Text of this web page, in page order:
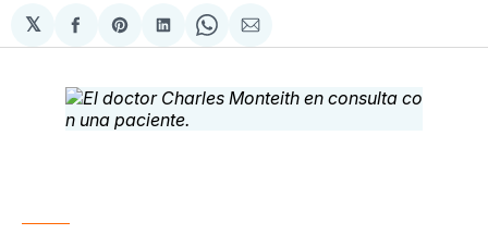
𝕏
Compartir
en
Share
on
Compartir
en
Share
on
Compartir
via